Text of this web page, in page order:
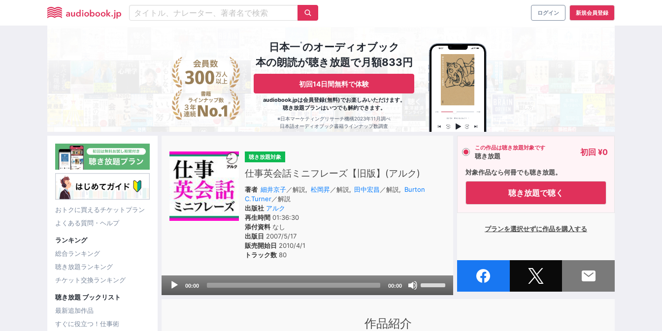
ログイン 新規会員登録
日本一※のオーディオブック
本の朗読が聴き放題で月額833円
初回14日間無料で体験
audiobook.jpは会員登録(無料)でお楽しみいただけます。
聴き放題プランはいつでも解約できます。
※日本マーケティングリサーチ機構2023年11月調べ
日本語オーディオブック書籍ラインナップ数調査
おトクに買えるチケットプラン
よくある質問・ヘルプ
ランキング
総合ランキング
聴き放題ランキング
チケット交換ランキング
聴き放題 ブックリスト
最新追加作品
すぐに役立つ！仕事術
聴き放題対象
仕事英会話ミニフレーズ【旧版】(アルク)
著者 細井京子／解説, 松岡昇／解説, 田中宏昌 ／解説, Burton
C.Turner／解説
出版社 アルク
再生時間01:36:30
添付資料なし
出版日 2007/5/17
販売開始日 2010/4/1
トラック数80
Audio
00:00 00:00
この作品は聴き放題対象です
聴き放題 初回 ¥0
対象作品なら何冊でも聴き放題。
聴き放題で聴く
プランを選択せずに作品を購入する
作品紹介